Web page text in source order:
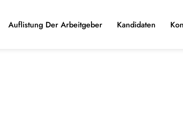
Auflistung Der Arbeitgeber Kandidaten